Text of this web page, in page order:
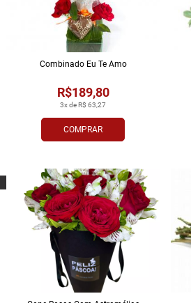
COMPRAR
3x de R$ 63,27
R$189,80
Combinado Eu Te Amo